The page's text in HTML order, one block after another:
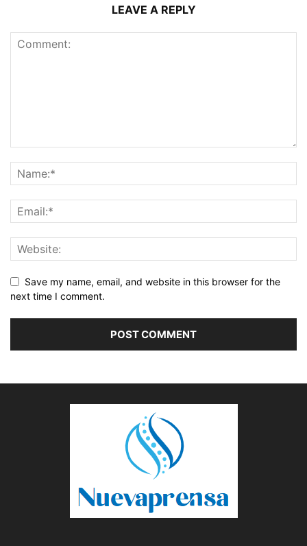
LEAVE A REPLY
Save my name, email, and website in this browser for the
next time I comment.